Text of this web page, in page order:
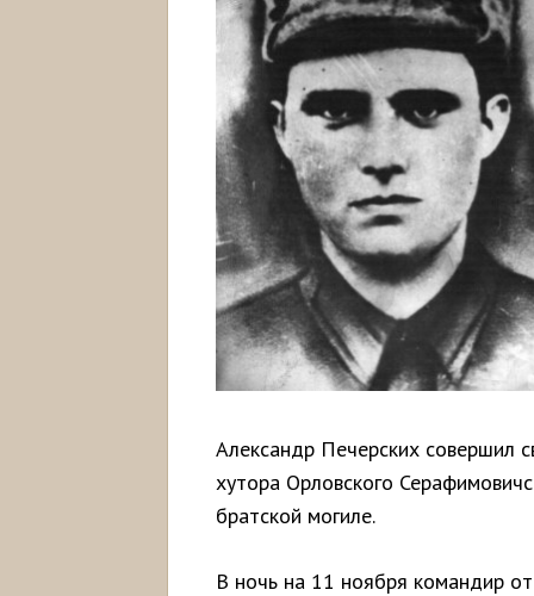
Александр Печерских совершил
хутора Орловского
братской могиле.
В ночь на 11 ноября командир